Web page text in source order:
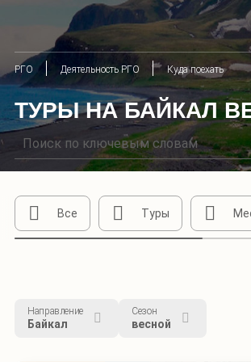
РГО Деятельность РГО Куда поехать
ТУРЫ НА БАЙКАЛ
Все Туры
Направление
Байкал
Сезон
весной